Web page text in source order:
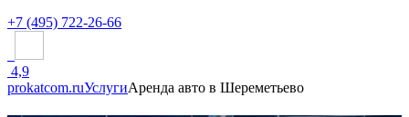
+7 (495) 722-26-66
4,9
prokatcom.ruУслугиАренда авто в Шереметьево